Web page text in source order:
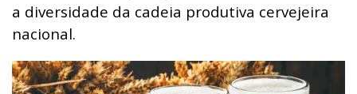
a diversidade da cadeia produtiva cervejeira
nacional.